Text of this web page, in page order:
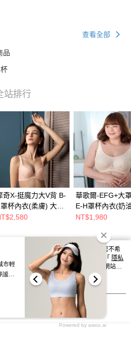
查看全部
品
站排行
奇X-挺魔力大V背 B-
杯內衣(柔膚) 大V
背 舒適高脅邊 彈力
華歌爾-EFG+大
E-H罩杯內衣(奶
高脅雙膠片-超安
NT$1,980
網站使用 cookie 方式之詳情，及若您不希
更電腦的 cookie 設定，請參閱本網站「 隱私
使用本網站即表示您同意本公司得按本網站使
。
Powered by awoo.ai